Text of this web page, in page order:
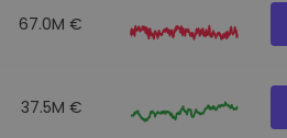
67.0M €
37.5M €